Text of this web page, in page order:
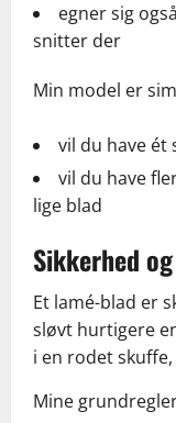
egner sig
snitter der
Min model er
vil du have
vil du have
lige blad
Sikkerhed
Et lamé-blad er
sløvt hurtigere
i en rodet
Mine